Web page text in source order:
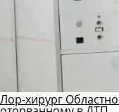
Лор-хирург